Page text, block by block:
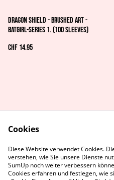
Dragon Shield - Brushed Art -
Batgirl-Series 1. (100 Sleeves)
CHF 14.95
Datenschutz
Cookies
Diese Website verwendet Cookies.
verstehen, wie Sie unsere Dienste
SumUp noch weiter verbessern
Cookies erfahren und festlegen, wie